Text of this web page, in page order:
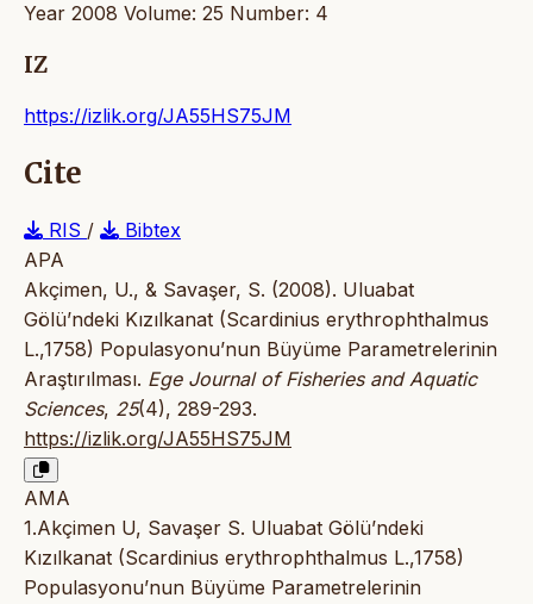
Year 2008 Volume: 25 Number: 4
IZ
https://izlik.org/JA55HS75JM
Cite
RIS /
Bibtex
APA
Akçimen, U., & Savaşer, S. (2008). Uluabat
Gölü’ndeki Kızılkanat (Scardinius erythrophthalmus
L.,1758) Populasyonu’nun Büyüme Parametrelerinin
Araştırılması. Ege Journal of Fisheries and Aquatic
Sciences, 25(4), 289-293.
https://izlik.org/JA55HS75JM
AMA
1.Akçimen U, Savaşer S. Uluabat Gölü’ndeki
Kızılkanat (Scardinius erythrophthalmus L.,1758)
Populasyonu’nun Büyüme Parametrelerinin